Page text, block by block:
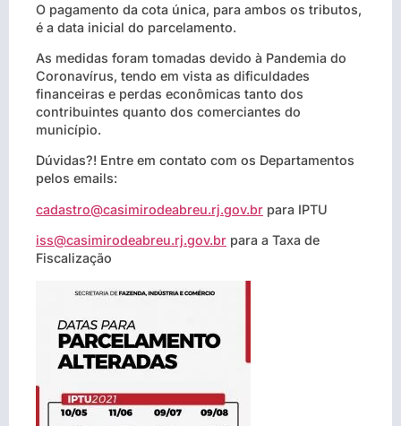
O pagamento da cota única, para ambos os tributos,
é a data inicial do parcelamento.
As medidas foram tomadas devido à Pandemia do
Coronavírus, tendo em vista as dificuldades
financeiras e perdas econômicas tanto dos
contribuintes quanto dos comerciantes do
município.
Dúvidas?! Entre em contato com os Departamentos
pelos emails:
cadastro@casimirodeabreu.rj.gov.br para IPTU
iss@casimirodeabreu.rj.gov.br para a Taxa de
Fiscalização